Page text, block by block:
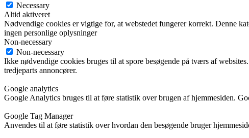
Necessary
Altid aktiveret
Nødvendige cookies er vigtige for, at webstedet fungerer korrekt. Denne
ingen personlige oplysninger
Non-necessary
Non-necessary
Ikke nødvendige cookies bruges til at spore besøgende på tværs af
tredjeparts annoncører.
Google analytics
Google Analytics bruges til at føre statistik over brugen af hjemmesiden.
Google Tag Manager
Anvendes til at føre statistik over hvordan den besøgende bruger